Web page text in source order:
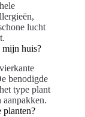
lucht
mijn huis?
benodigde
type plant
planten?